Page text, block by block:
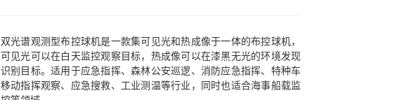
双光谱观测型布控球机是一款集可见光和热成像于一体的布控球机，
可见光可以在白天监控观察目标，热成像可以在漆黑无光的环境发现
识别目标。适用于应急指挥、森林公安巡逻、消防应急指挥、特种车
移动指挥观察、应急搜救、工业测温等行业，同时也适合海事船载监